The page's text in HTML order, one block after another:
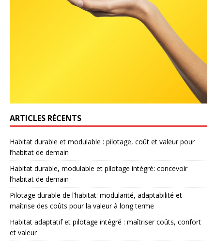
ARTICLES RÉCENTS
Habitat durable et modulable : pilotage, coût et valeur pour
l’habitat de demain
Habitat durable, modulable et pilotage intégré: concevoir
l’habitat de demain
Pilotage durable de l’habitat: modularité, adaptabilité et
maîtrise des coûts pour la valeur à long terme
Habitat adaptatif et pilotage intégré : maîtriser coûts, confort
et valeur